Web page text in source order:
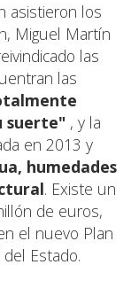
asistieron los
Miguel Martín
las
las
suerte" , y la
en 2013 y
humedades
. Existe un
de euros,
el nuevo Plan
Estado.